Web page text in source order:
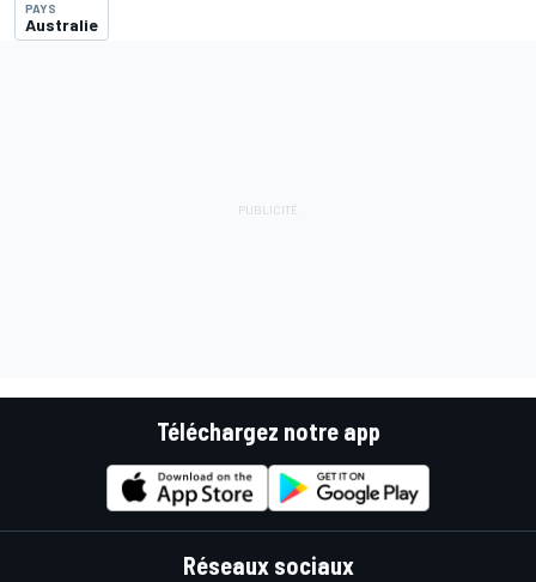
PAYS
Australie
Téléchargez notre app
Réseaux sociaux